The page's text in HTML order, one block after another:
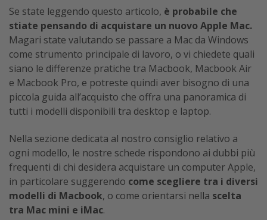
Se state leggendo questo articolo, è probabile che
stiate pensando di acquistare un nuovo Apple Mac.
Magari state valutando se passare a Mac da Windows
come strumento principale di lavoro, o vi chiedete quali
siano le differenze pratiche tra Macbook, Macbook Air
e Macbook Pro, e potreste quindi aver bisogno di una
piccola guida all’acquisto che offra una panoramica di
tutti i modelli disponibili tra desktop e laptop.
Nella sezione dedicata al nostro consiglio relativo a
ogni modello, le nostre schede rispondono ai dubbi più
frequenti di chi desidera acquistare un computer Apple,
in particolare suggerendo come scegliere tra i diversi
modelli di Macbook, o come orientarsi nella scelta
tra Mac mini e iMac.